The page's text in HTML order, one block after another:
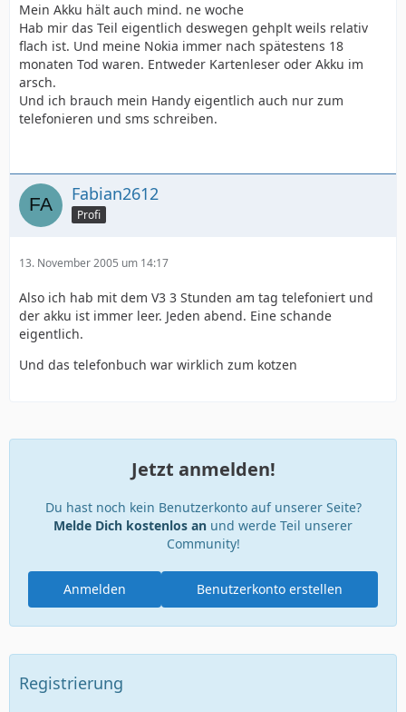
Mein Akku hält auch mind. ne woche
Hab mir das Teil eigentlich deswegen gehplt weils relativ
flach ist. Und meine Nokia immer nach spätestens 18
monaten Tod waren. Entweder Kartenleser oder Akku im
arsch.
Und ich brauch mein Handy eigentlich auch nur zum
telefonieren und sms schreiben.
Fabian2612
Profi
13. November 2005 um 14:17
Also ich hab mit dem V3 3 Stunden am tag telefoniert und
der akku ist immer leer. Jeden abend. Eine schande
eigentlich.
Und das telefonbuch war wirklich zum kotzen
Jetzt anmelden!
Du hast noch kein Benutzerkonto auf unserer Seite?
Melde Dich kostenlos an und werde Teil unserer
Community!
Benutzerkonto erstellen
Anmelden
Registrierung